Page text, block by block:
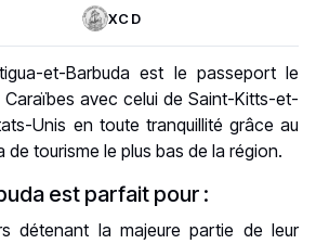
XCD
et-Barbuda est le passeport le
Caraïbes avec celui de Saint-Kitts-et-
Unis en toute tranquillité grâce au
de tourisme le plus bas de la région.
est parfait pour :
détenant la majeure partie de leur